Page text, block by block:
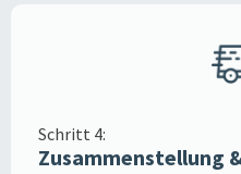
Schritt 4:
Zusammenstellung